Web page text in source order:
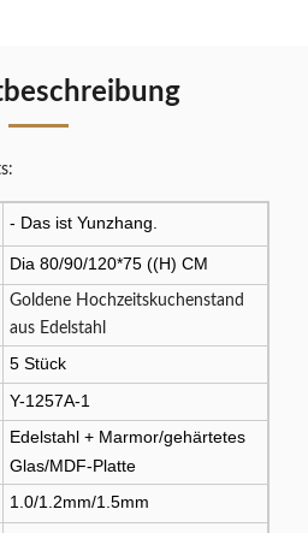
- Das ist Yunzhang.
Dia 80/90/120*75 ((H) CM
Goldene Hochzeitskuchenstand
aus Edelstahl
5 Stück
Y-1257A-1
Edelstahl + Marmor/gehärtetes
Glas/MDF-Platte
1.0/1.2mm/1.5mm